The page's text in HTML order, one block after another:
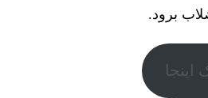
برود.
اینجا